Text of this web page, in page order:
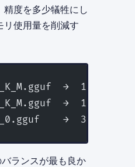
度を多少犠牲にし
リ使用量を削減す
→  13GB  →
→  16GB  →
→  30GB  →
ランスが最も良か